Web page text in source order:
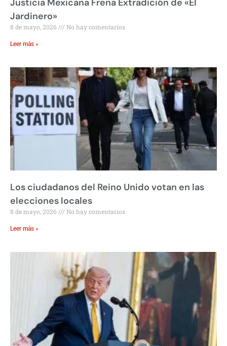
Justicia Mexicana Frena Extradición de «El
Jardinero»
8 de mayo, 2026 No hay comentarios
Leer más »
Los ciudadanos del Reino Unido votan en las
elecciones locales
8 de mayo, 2026 No hay comentarios
Leer más »